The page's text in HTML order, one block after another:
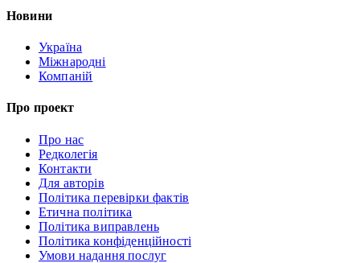
Новини
Україна
Міжнародні
Компаній
Про проект
Про нас
Редколегія
Контакти
Для авторів
Політика перевірки фактів
Етична політика
Політика виправлень
Політика конфіденційності
Умови надання послуг